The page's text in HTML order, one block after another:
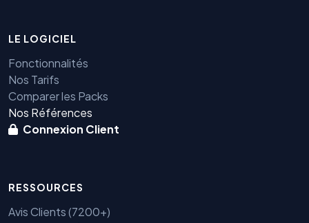
LE LOGICIEL
Fonctionnalités
Nos Tarifs
Comparer les Packs
Nos Références
Connexion Client
RESSOURCES
Avis Clients (7200+)